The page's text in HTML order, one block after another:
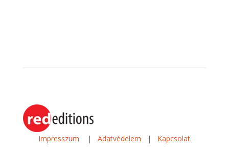
Impresszum |Adatvédelem | Kapcsolat